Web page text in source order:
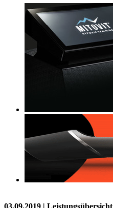
03.09.2019 | Leistungsübersicht